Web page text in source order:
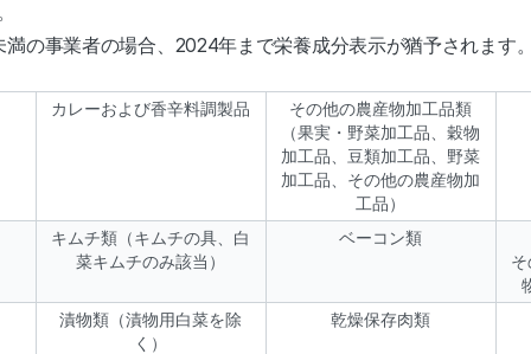
満の事業者の場合、2024年まで栄養成分表示が猶予されます
カレーおよび香辛料調製品
その他の農産物加工品類
（果実・野菜加工品、穀物
加工品、豆類加工品、野菜
加工品、その他の農産物加
工品）
キムチ類（キムチの具、白
菜キムチのみ該当）
ベーコン類
漬物類（漬物用白菜を除
く）
乾燥保存肉類